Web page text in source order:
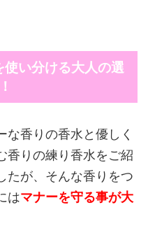
い分ける大人の選
な香りの香水と優しく
香りの練り香水をご紹
たが、そんな香りをつ
はマナーを守る事が大